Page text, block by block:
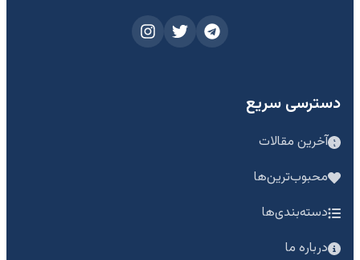
دسترسی سریع
آخرین مقالات
محبوب‌ترین‌ها
دسته‌بندی‌ها
درباره ما